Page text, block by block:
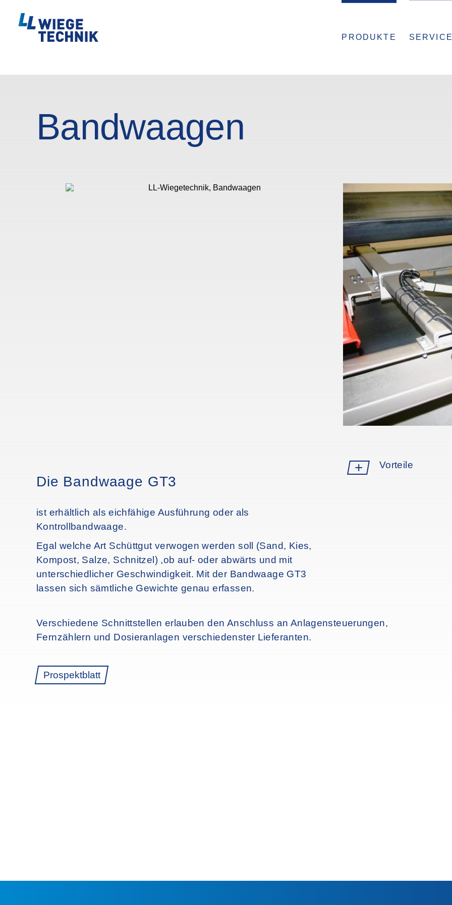
PRODUKTE
Bandwaagen
Die Bandwaage GT3
ist erhältlich als eichfähige Ausführung oder als
Kontrollbandwaage.
Egal welche Art Schüttgut verwogen werden soll (Sand, Kies,
Kompost, Salze, Schnitzel) ,ob auf- oder abwärts und mit
unterschiedlicher Geschwindigkeit. Mit der Bandwaage GT3
lassen sich sämtliche Gewichte genau erfassen.
Vorteile
Verschiedene Schnittstellen erlauben den Anschluss an Anlagensteuerungen,
Fernzählern und Dosieranlagen verschiedenster Lieferanten.
Prospektblatt